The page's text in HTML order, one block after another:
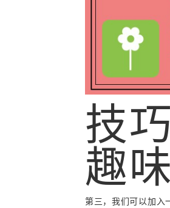
技
趣
第三，我们可以加入